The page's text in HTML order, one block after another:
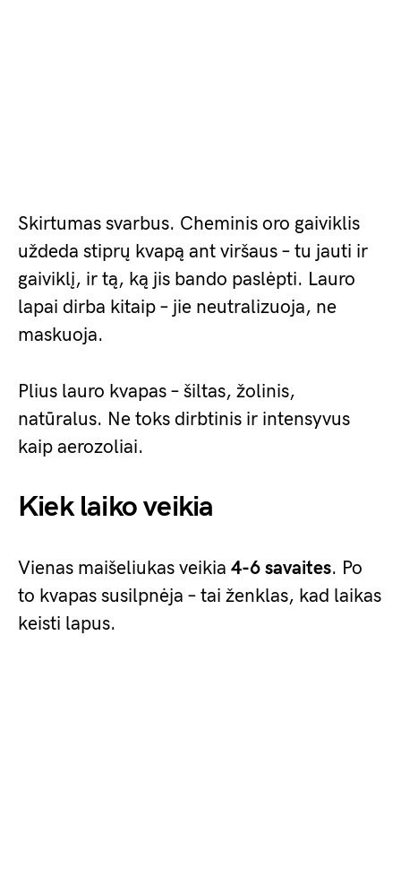
Skirtumas svarbus. Cheminis oro gaiviklis
uždeda stiprų kvapą ant viršaus – tu jauti ir
gaiviklį, ir tą, ką jis bando paslėpti. Lauro
lapai dirba kitaip – jie neutralizuoja, ne
maskuoja.
Plius lauro kvapas – šiltas, žolinis,
natūralus. Ne toks dirbtinis ir intensyvus
kaip aerozoliai.
Kiek laiko veikia
Vienas maišeliukas veikia 4-6 savaites. Po
to kvapas susilpnėja – tai ženklas, kad laikas
keisti lapus.